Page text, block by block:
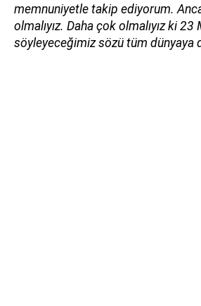
memnuniyetle takip ediyorum.
olmalıyız. Daha çok olmalıyız ki 23
söyleyeceğimiz sözü tüm dünyaya